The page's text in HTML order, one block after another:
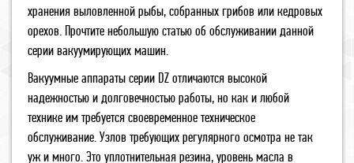
хранения выловленной рыбы, собранных грибов или кедровых
орехов. Прочтите небольшую статью об обслуживании данной
серии вакуумирующих машин.
Вакуумные аппараты серии DZ отличаются высокой
надежностью и долговечностью работы, но как и любой
технике им требуется своевременное техническое
обслуживание. Узлов требующих регулярного осмотра не так
уж и много. Это уплотнительная резина, уровень масла в